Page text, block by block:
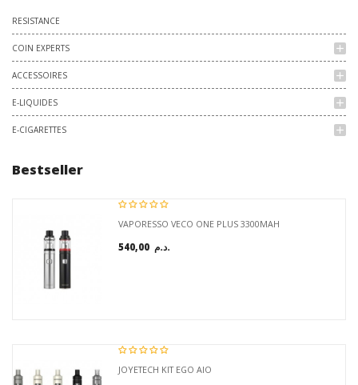
RESISTANCE
COIN EXPERTS add
ACCESSOIRES add
E-LIQUIDES add
E-CIGARETTES add
Bestseller
VAPORESSO VECO ONE PLUS 3300MAH
540,00 د.م.
JOYETECH KIT EGO AIO